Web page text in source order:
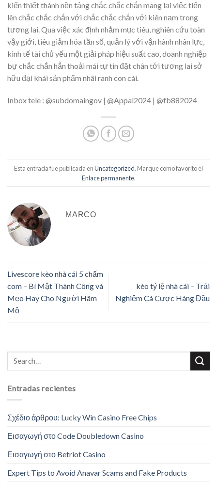
kiến thiết thành nền tảng chắc chắc chắn mang lại việc tiến
lên chắc chắc chắn với chắc chắc chắn với kiên nạm trong
tương lai. Qua việc xác định nhằm mục tiêu, nghiên cứu toàn
vậy giới, tiêu giảm hóa tần số, quản lý với vận hành nhân lực,
kinh tế tài chủ yếu một giải pháp hiệu suất cao, doanh nghiệp
bự chắc chắn hẳn thoải mái tự tin đặt chân tới tương lai sở
hữu đại khái sản phẩm nhãi ranh con cái.
Inbox tele : @subdomaingov | @Appal2024 | @fb882024
Esta entrada fue publicada enUncategorized. Marque como favorito el
Enlace permanente.
MARCO
Livescore kèo nhà cái 5 chấm
com – Bí Mật Thành Công và
Mẹo Hay Cho Người Hâm
Mộ
kèo tỷ lệ nhà cái – Trải
Nghiệm Cá Cược Hàng Đầu
Entradas recientes
Σχέδιο άρθρου: Lucky Win Casino Free Chips
Εισαγωγή στο Code Doubledown Casino
Εισαγωγή στο Betriot Casino
Expert Tips to Avoid Anavar Scams and Fake Products